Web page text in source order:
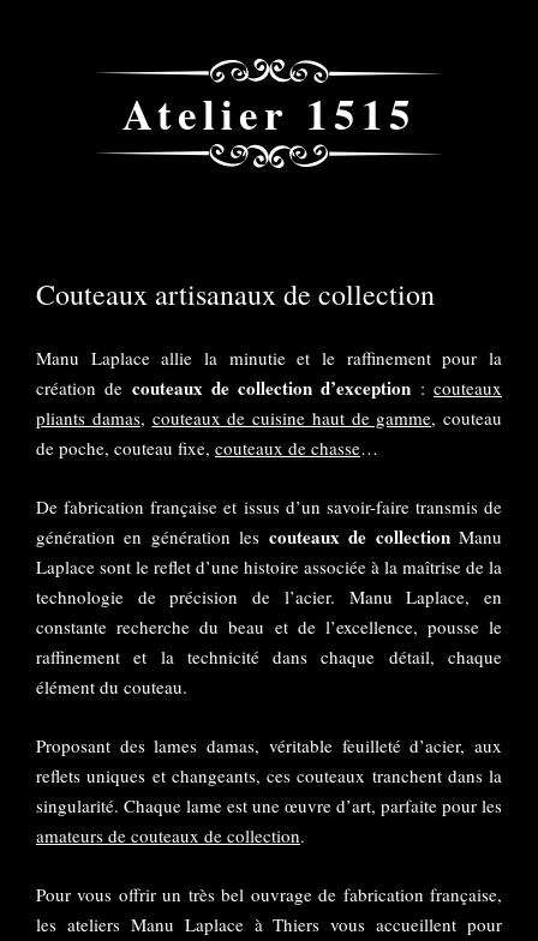
Atelier 1515
Couteaux artisanaux de collection
Manu Laplace allie la minutie et le raffinement pour la
création de couteaux de collection d’exception :couteaux
pliants damas, couteaux de cuisine haut de gamme, couteau
de poche, couteau fixe, couteaux de chasse…
De fabrication française et issus d’un savoir-faire transmis de
génération en génération les couteaux de collectionManu
Laplace sont le reflet d’une histoire associée à la maîtrise de la
technologie de précision de l’acier. Manu Laplace, en
constante recherche du beau et de l’excellence, pousse le
raffinement et la technicité dans chaque détail, chaque
élément du couteau.
Proposant des lames damas, véritable feuilleté d’acier, aux
reflets uniques et changeants, ces couteaux tranchent dans la
singularité. Chaque lame est une œuvre d’art, parfaite pour les
amateurs de couteaux de collection.
Pour vous offrir un très bel ouvrage de fabrication française,
les ateliers Manu Laplace à Thiers vous accueillent pour